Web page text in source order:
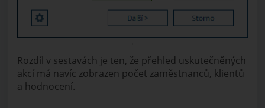
Rozdíl v sestavách je ten, že přehled uskutečněných
akcí má navíc zobrazen počet zaměstnanců, klientů
a hodnocení.